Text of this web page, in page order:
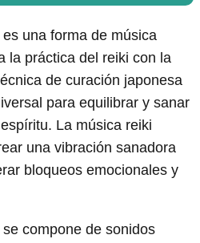
una forma de música
la práctica del reiki con la
de curación japonesa
para equilibrar y sanar
La música reiki
una vibración sanadora
bloqueos emocionales y
compone de sonidos